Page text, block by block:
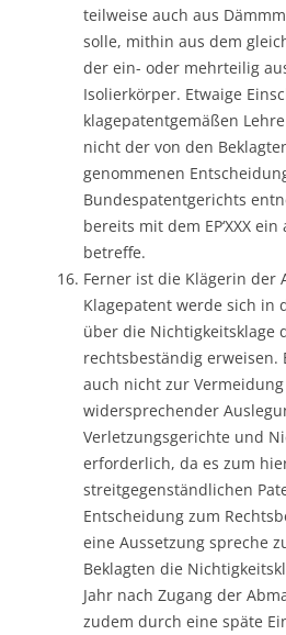
teilweise auch aus
solle, mithin aus dem
der ein- oder mehrteilig
Isolierkörper. Etwaige
klagepatentgemäßen
nicht der von den
genommenen
Bundespatentgerichts
bereits mit dem EP‘XXX
betreffe.
Ferner ist die Klägerin der
Klagepatent werde sich in
über die Nichtigkeitsklage
rechtsbeständig erweisen.
auch nicht zur
widersprechender
Verletzungsgerichte und
erforderlich, da es zum
streitgegenständlichen
Entscheidung zum
eine Aussetzung spreche
Beklagten die
Jahr nach Zugang der
zudem durch eine späte